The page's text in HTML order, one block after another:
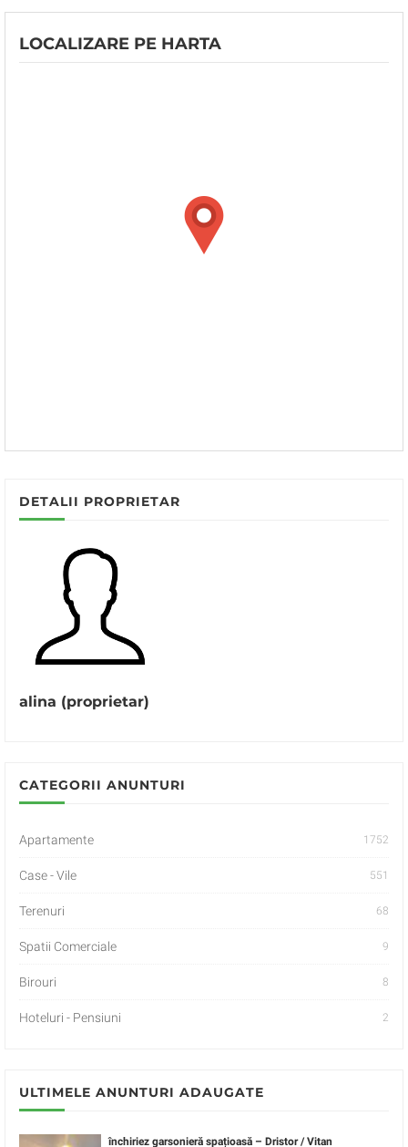
LOCALIZARE PE HARTA
DETALII PROPRIETAR
alina (proprietar)
CATEGORII ANUNTURI
Apartamente 1752
Case - Vile 551
Terenuri 68
Spatii Comerciale 9
Birouri 8
Hoteluri - Pensiuni 2
ULTIMELE ANUNTURI ADAUGATE
închiriez garsonieră spațioasă – Dristor / Vitan